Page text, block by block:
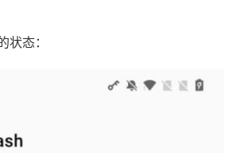
状态：